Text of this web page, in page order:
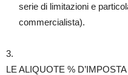
serie di limitazioni e
commercialista).
3.
LE ALIQUOTE % D’IMPOSTA